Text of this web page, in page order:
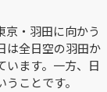
京・羽田に向かう
は全日空の羽田か
います。一方、日
ことです。